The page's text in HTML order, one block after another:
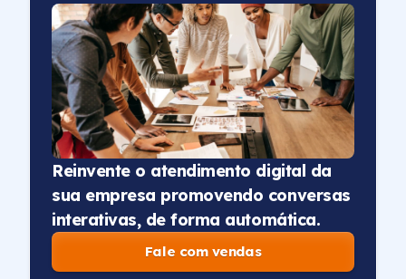
Reinvente o atendimento digital da
sua empresa promovendo conversas
interativas, de forma automática.
Fale com vendas